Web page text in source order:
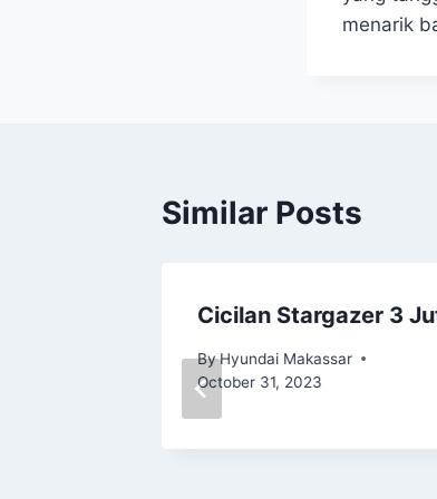
menarik
Similar Posts
Cicilan Stargazer 3
ByHyundai Makassar
October 31, 2023